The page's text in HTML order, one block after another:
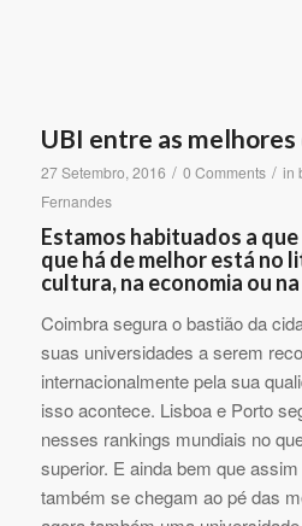
UBI entre as melhores
27 Setembro, 2016 / 0 Comments / in
Fernandes
Estamos habituados a
que há de melhor está no
cultura, na economia ou
Coimbra segura o bastião da
suas universidades a serem
internacionalmente pela sua
isso acontece. Lisboa e Porto
nesses rankings mundiais no
superior. E ainda bem que
também se chegam ao pé das